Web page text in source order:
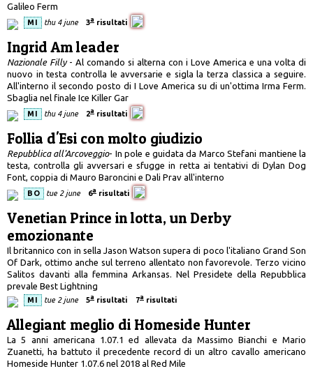
Galileo Ferm
MI thu 4 june 3a risultati
Ingrid Am leader
Nazionale Filly- Al comando si alterna con i Love America e una volta di
nuovo in testa controlla le avversarie e sigla la terza classica a seguire.
All'interno il secondo posto di I Love America su di un'ottima Irma Ferm.
Sbaglia nel finale Ice Killer Gar
MI thu 4 june 2a risultati
Follia d'Esi con molto giudizio
Repubblica all'Arcoveggio- In pole e guidata da Marco Stefani mantiene la
testa, controlla gli avversari e sfugge in retta ai tentativi di Dylan Dog
Font, coppia di Mauro Baroncini e Dali Prav all'interno
BO tue 2 june 6a risultati
Venetian Prince in lotta, un Derby
emozionante
Il britannico con in sella Jason Watson supera di poco l'italiano Grand Son
Of Dark, ottimo anche sul terreno allentato non favorevole. Terzo vicino
Salitos davanti alla femmina Arkansas. Nel Presidete della Repubblica
prevale Best Lightning
MI tue 2 june 5a risultati 7a risultati
Allegiant meglio di Homeside Hunter
La 5 anni americana 1.07.1 ed allevata da Massimo Bianchi e Mario
Zuanetti, ha battuto il precedente record di un altro cavallo americano
Homeside Hunter 1.07.6 nel 2018 al Red Mile